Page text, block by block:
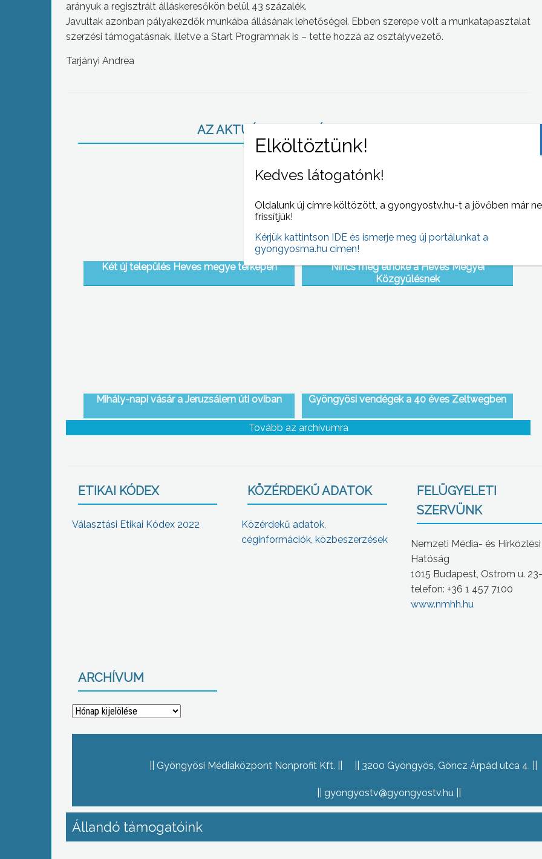
arányuk a regisztrált álláskeresőkön belül 43 százalék.
Javultak azonban pályakezdők munkába állásának lehetőségei. Ebben szerepe volt a munkatapasztalat
szerzési támogatásnak, illetve a Start Programnak is – tette hozzá az osztályvezető.
Tarjányi Andrea
AZ AKTUÁLIS NAPI HÍREI
Két új település Heves megye térképén
Nincs még elnöke a Heves Megyei
Közgyűlésnek
Mihály-napi vásár a Jeruzsálem úti oviban Gyöngyösi vendégek a 40 éves Zeltwegben
Tovább az archívumra
ETIKAI KÓDEX
Választási Etikai Kódex 2022
KÖZÉRDEKŰ ADATOK
Közérdekű adatok,
céginformációk, közbeszerzések
FELÜGYELETI
SZERVÜNK
Nemzeti Média- és Hírközlési
Hatóság
1015 Budapest, Ostrom u.
telefon: +36 1 457 7100
www.nmhh.hu
ARCHÍVUM
Archívum
Gyöngyösi Médiaközpont Nonprofit Kft. 3200 Gyöngyös, Göncz Árpád utca 4.
gyongyostv@gyongyostv.hu
Állandó támogatóink
Kedves látogatónk!
Oldalunk új címre költözött, a gyongyostv.hu-t a jövőben már
frissítjük!
Kérjük kattintson IDE és ismerje meg új portálunkat a
gyongyosma.hu címen!